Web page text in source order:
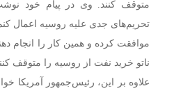
متوقف کنند. وی در پیام خود
تحریم‌های جدی علیه روسیه اعمال
موافقت کرده و همین کار را انجام
ناتو خرید نفت از روسیه را متوقف
علاوه بر این، رئیس‌جمهور آمریکا